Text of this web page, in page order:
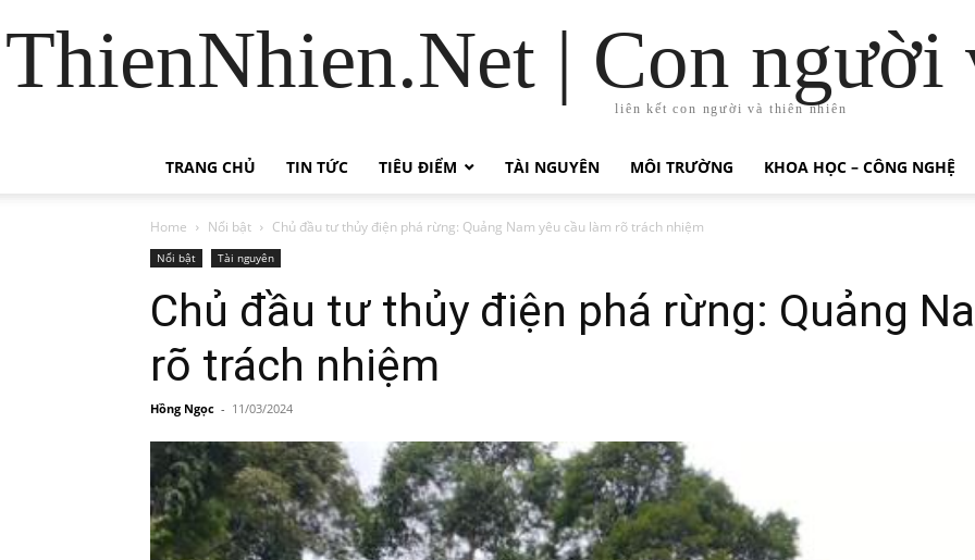
ThienNhien.Net | Con người
liên kết con người và thiên nhiên
TRANG CHỦ TIN TỨC TIÊU ĐIỂM TÀI NGUYÊN MÔI TRƯỜNG KHOA HỌC – CÔNG NGHỆ
Home Nổi bật Chủ đầu tư thủy điện phá rừng: Quảng Nam yêu cầu làm rõ trách nhiệm
Nổi bật Tài nguyên
Chủ đầu tư thủy điện phá rừng: Quảng
rõ trách nhiệm
Hồng Ngọc - 11/03/2024